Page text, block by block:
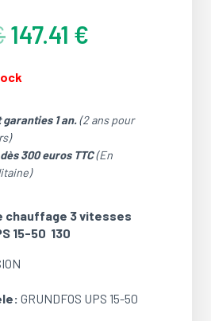
Le
prix
initial
était :
147.41 €
1 an.(2 ans pour
dès 300 euros TTC(En
chauffage 3 vitesses
15-50 130
GRUNDFOS UPS 15-50